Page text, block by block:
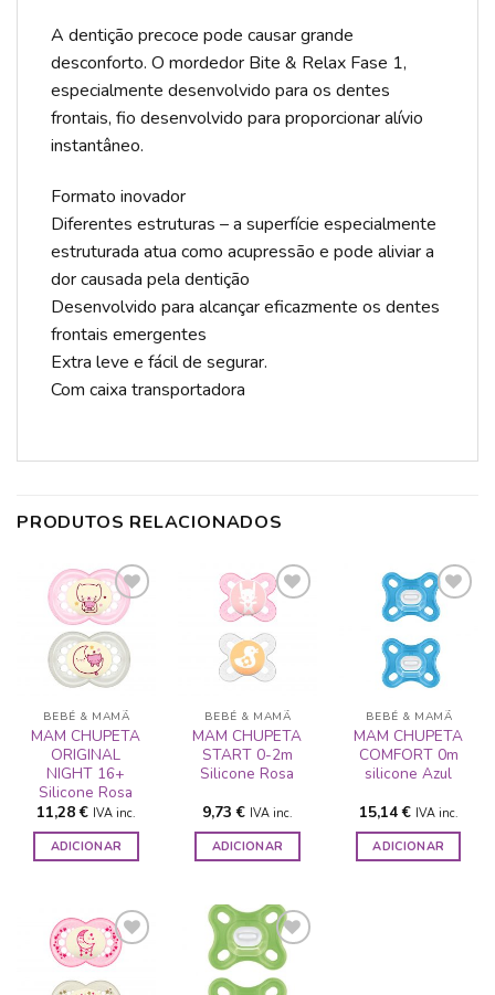
A dentição precoce pode causar grande
desconforto. O mordedor Bite & Relax Fase 1,
especialmente desenvolvido para os dentes
frontais, fio desenvolvido para proporcionar alívio
instantâneo.
Formato inovador
Diferentes estruturas – a superfície especialmente
estruturada atua como acupressão e pode aliviar a
dor causada pela dentição
Desenvolvido para alcançar eficazmente os dentes
frontais emergentes
Extra leve e fácil de segurar.
Com caixa transportadora
PRODUTOS RELACIONADOS
ADICIONAR
A LISTA DE
BEBÉ & MAMÃ
MAM CHUPETA
ORIGINAL
NIGHT 16+
Silicone Rosa
11,28€ IVA inc.
ADICIONAR
ADICIONAR
A LISTA DE
BEBÉ & MAMÃ
MAM CHUPETA
START 0-2m
Silicone Rosa
9,73€ IVA inc.
ADICIONAR
ADICIONAR
A LISTA DE
BEBÉ & MAMÃ
MAM CHUPETA
COMFORT 0m
silicone Azul
15,14€ IVA inc.
ADICIONAR